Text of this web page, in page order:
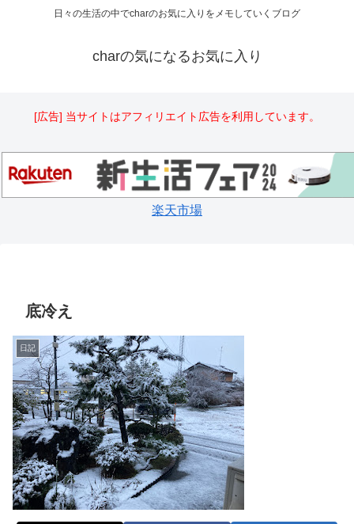
日々の生活の中でcharのお気に入りをメモしていくブログ
charの気になるお気に入り
[広告] 当サイトはアフィリエイト広告を利用しています。
楽天市場
底冷え
日記